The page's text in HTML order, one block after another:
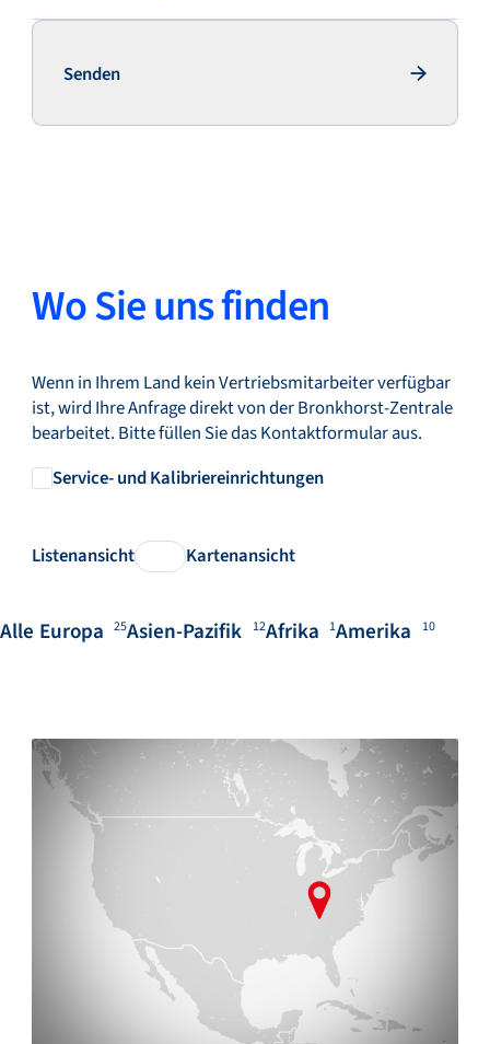
Senden
Senden
Wo Sie uns finden
Wenn in Ihrem Land kein Vertriebsmitarbeiter verfügbar
ist, wird Ihre Anfrage direkt von der Bronkhorst-Zentrale
bearbeitet. Bitte füllen Sie das Kontaktformular aus.
Service- und Kalibriereinrichtungen
Listenansicht Kartenansicht
Alle Europa 25Asien-Pazifik 12Afrika 1Amerika 10